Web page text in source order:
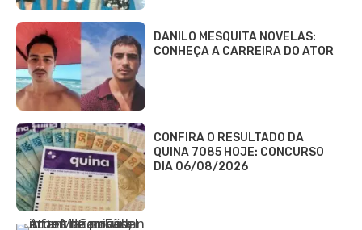
DANILO MESQUITA NOVELAS:
CONHEÇA A CARREIRA DO ATOR
CONFIRA O RESULTADO DA
QUINA 7085 HOJE: CONCURSO
DIA 06/08/2026